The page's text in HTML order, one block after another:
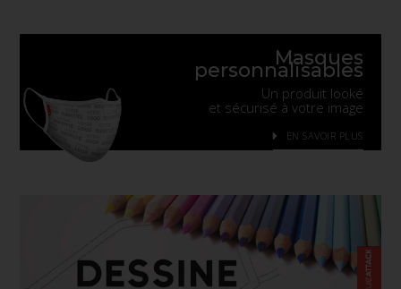
Masques
personnalisables
Un produit looké
et sécurisé à votre image
EN SAVOIR PLUS